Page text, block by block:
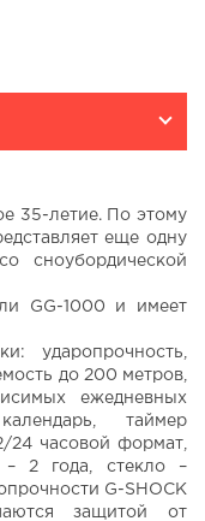
35-летие. По этому
еще одну
сноубордической
GG-1000 и имеет
ударопрочность,
до 200 метров,
ежедневных
таймер
24 часовой формат,
– 2 года, стекло –
G-SHOCK
защитой от